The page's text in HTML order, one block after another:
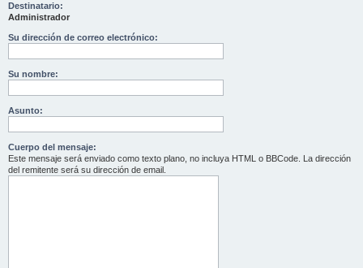
Destinatario:
Administrador
Su dirección de correo electrónico:
Su nombre:
Asunto:
Cuerpo del mensaje:
Este mensaje será enviado como texto plano, no incluya HTML o BBCode. La dirección
del remitente será su dirección de email.